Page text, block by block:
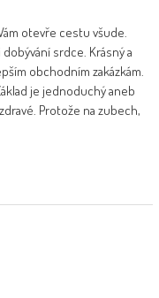
otevře cestu všude.
srdce. Krásný a
obchodním zakázkám.
je jednoduchý aneb
Protože na zubech,